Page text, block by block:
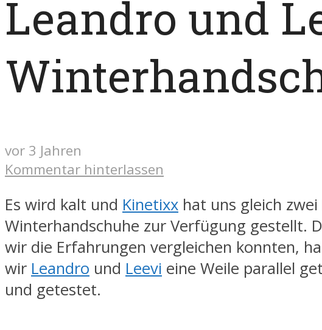
Leandro und
vor 3 Jahren
Kommentar hinterlassen
Es wird kalt und Kinetixx hat uns gleich zwei
Winterhandschuhe zur Verfügung gestellt.
wir die Erfahrungen vergleichen konnten,
wir Leandro und Leevi eine Weile parallel
und getestet.